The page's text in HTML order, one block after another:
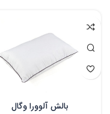
بالش آلوورا وگال